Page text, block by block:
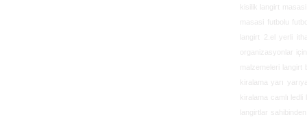
kisilik langirt
masasi futbolu
langirt 2.el yerli
organizasyonlar
malzemeleri
kiralama yarı
kiralama camlı
langirtlar